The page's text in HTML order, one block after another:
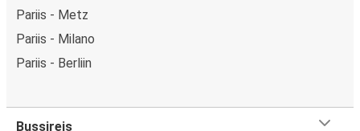
Pariis - Metz
Pariis - Milano
Pariis - Berliin
Bussireis